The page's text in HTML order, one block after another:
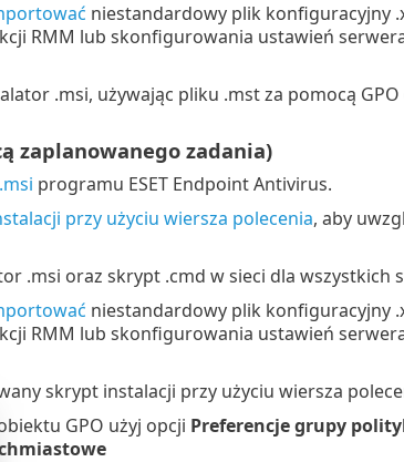
niestandardowy plik konfiguracyjny
RMM lub skonfigurowania ustawień
.msi, używając pliku .mst za pomocą
zaplanowanego zadania)
programu ESET Endpoint Antivirus.
przy użyciu wiersza polecenia, aby
.msi oraz skrypt .cmd w sieci dla wszystkich
niestandardowy plik konfiguracyjny
RMM lub skonfigurowania ustawień
skrypt instalacji przy użyciu wiersza
GPO użyj opcji Preferencje grupy